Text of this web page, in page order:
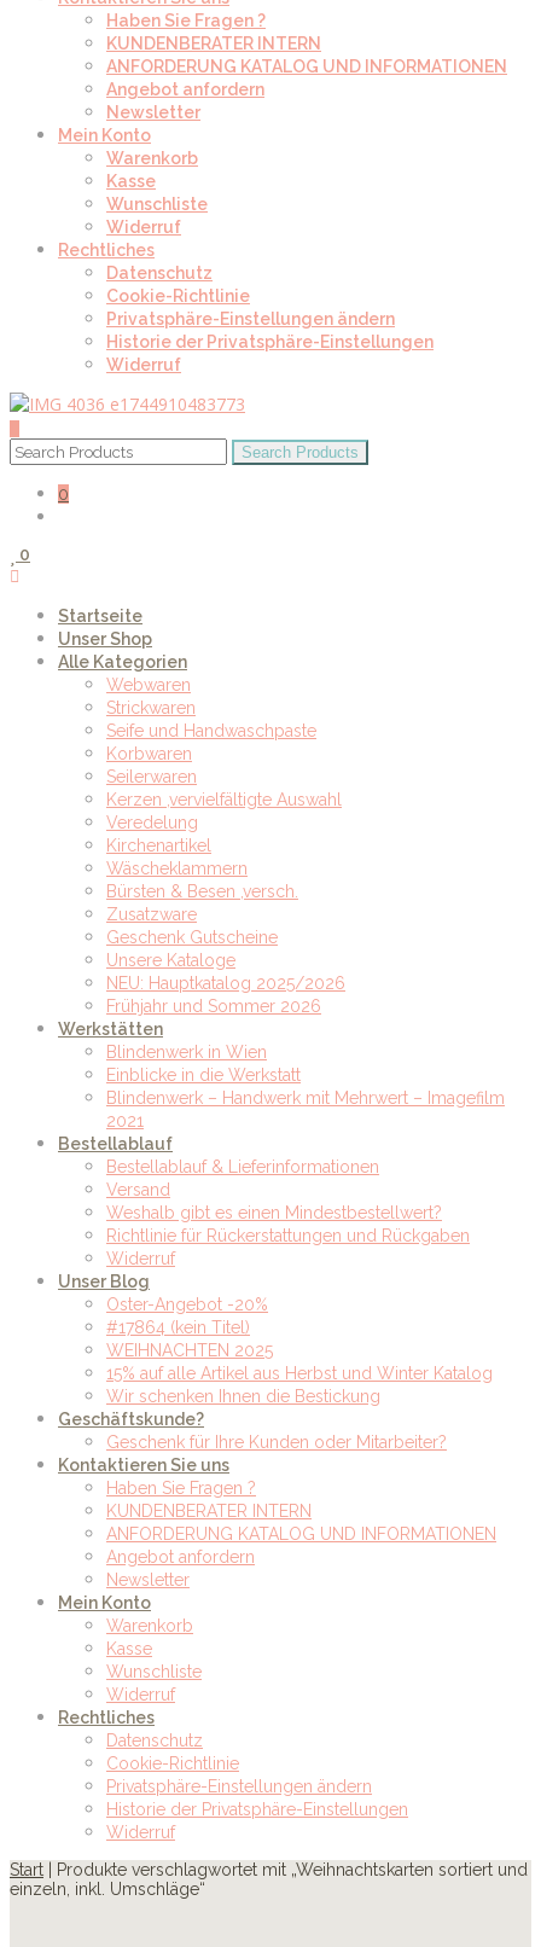
Haben Sie Fragen ?
KUNDENBERATER INTERN
ANFORDERUNG KATALOG UND INFORMATIONEN
Angebot anfordern
Newsletter
Mein Konto
Warenkorb
Kasse
Wunschliste
Widerruf
Rechtliches
Datenschutz
Cookie-Richtlinie
Privatsphäre-Einstellungen ändern
Historie der Privatsphäre-Einstellungen
Widerruf
0
0
Startseite
Unser Shop
Alle Kategorien
Webwaren
Strickwaren
Seife und Handwaschpaste
Korbwaren
Seilerwaren
Kerzen ,vervielfältigte Auswahl
Veredelung
Kirchenartikel
Wäscheklammern
Bürsten & Besen ,versch.
Zusatzware
Geschenk Gutscheine
Unsere Kataloge
NEU: Hauptkatalog 2025/2026
Frühjahr und Sommer 2026
Werkstätten
Blindenwerk in Wien
Einblicke in die Werkstatt
Blindenwerk – Handwerk mit Mehrwert – Imagefilm
2021
Bestellablauf
Bestellablauf & Lieferinformationen
Versand
Weshalb gibt es einen Mindestbestellwert?
Richtlinie für Rückerstattungen und Rückgaben
Widerruf
Unser Blog
Oster-Angebot -20%
#17864 (kein Titel)
WEIHNACHTEN 2025
15% auf alle Artikel aus Herbst und Winter Katalog
Wir schenken Ihnen die Bestickung
Geschäftskunde?
Geschenk für Ihre Kunden oder Mitarbeiter?
Kontaktieren Sie uns
Haben Sie Fragen ?
KUNDENBERATER INTERN
ANFORDERUNG KATALOG UND INFORMATIONEN
Angebot anfordern
Newsletter
Mein Konto
Warenkorb
Kasse
Wunschliste
Widerruf
Rechtliches
Datenschutz
Cookie-Richtlinie
Privatsphäre-Einstellungen ändern
Historie der Privatsphäre-Einstellungen
Widerruf
Start | Produkte verschlagwortet mit „Weihnachtskarten sortiert und
einzeln, inkl. Umschläge“